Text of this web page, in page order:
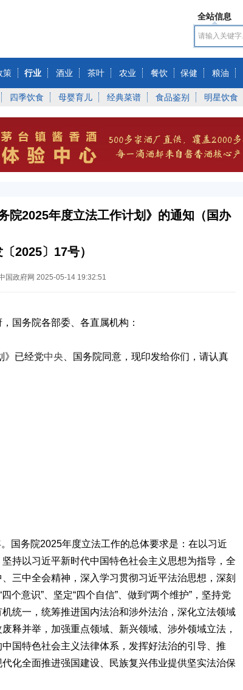
全站信息
策 行业 酒业 茶叶 农业 餐饮 保健 粮油
四季饮食 母婴育儿 经典菜谱 食品鉴别 明星饮食
院2025年度立法工作计划》的通知（国办
2025〕17号）
国政府网 2025-05-14 19:32:51
务院各部委、各直属机构：
已经党中央 、国务院同意，现印发给你们，请认真
务院2025年度立法工作的总体要求是：在以习近
持以习近平新时代中国特色社会主义思想为指导，全
三中全会精神，深入学习贯彻习近平法治思想，深刻
个意识”、坚定“四个自信”、做到“两个维护”，坚持党
统一，统筹推进国内法治和涉外法治，深化立法领域
释并举，加强重点领域、新兴领域、涉外领域立法，
国特色社会主义法律体系，发挥好法治的引导、推
化全面推进强国建设、民族复兴伟业提供坚实法治保